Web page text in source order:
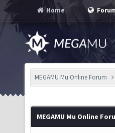
Home
MEGAMU Mu Online Forum
MEGAMU Mu Online